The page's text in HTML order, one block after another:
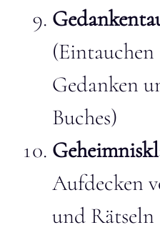
Gedanken
Buches)
Aufdecken
und